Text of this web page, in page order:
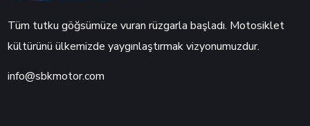
Tüm tutku göğsümüze vuran rüzgarla başladı. Motosiklet
kültürünü ülkemizde yaygınlaştırmak vizyonumuzdur.
info@sbkmotor.com